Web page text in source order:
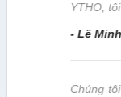
YTHO,
- Lê
Chúng